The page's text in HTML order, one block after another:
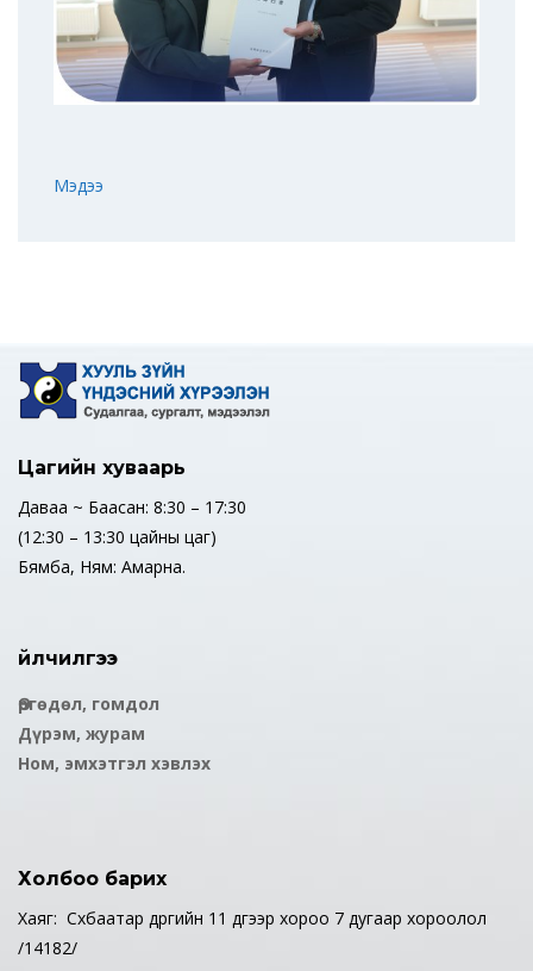
Мэдээ
Цагийн хуваарь
Даваа ~ Баасан: 8:30 – 17:30
(12:30 – 13:30 цайны цаг)
Бямба, Ням: Амарна.
Үйлчилгээ
Өргөдөл, гомдол
Дүрэм, журам
Ном, эмхэтгэл хэвлэх
Холбоо барих
Хаяг: Сүхбаатар дүүргийн 11 дүгээр хороо 7 дугаар хороолол
/14182/